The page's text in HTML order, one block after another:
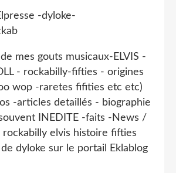
de mes gouts musicaux-ELVIS -
- rockabilly-fifties - origines
wop -raretes fifities etc etc)
-articles detaillés - biographie
INEDITE -faits -News /
elvis histoire fifties
dyloke sur le portail Eklablog